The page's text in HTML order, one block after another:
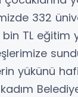
332
TL eğitim
yükünü